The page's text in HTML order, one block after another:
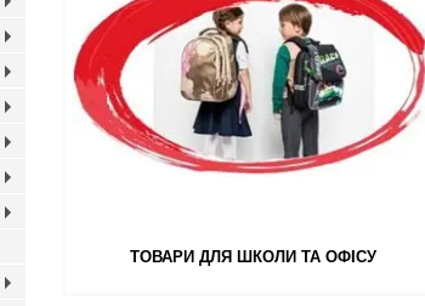
ТОВАРИ ДЛЯ ШКОЛИ ТА ОФІСУ